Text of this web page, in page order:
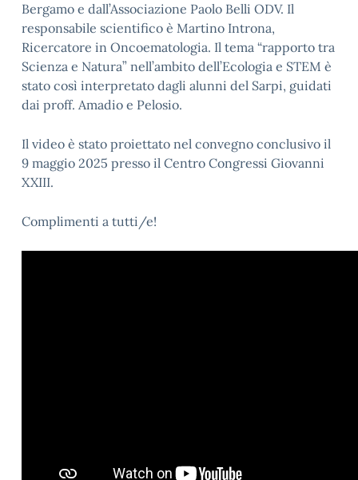
Bergamo e dall’Associazione Paolo Belli ODV. Il
responsabile scientifico è Martino Introna,
Ricercatore in Oncoematologia. Il tema “rapporto tra
Scienza e Natura” nell’ambito dell’Ecologia e STEM è
stato così interpretato dagli alunni del Sarpi, guidati
dai proff. Amadio e Pelosio.
Il video è stato proiettato nel convegno conclusivo il
9 maggio 2025 presso il Centro Congressi Giovanni
XXIII.
Complimenti a tutti/e!